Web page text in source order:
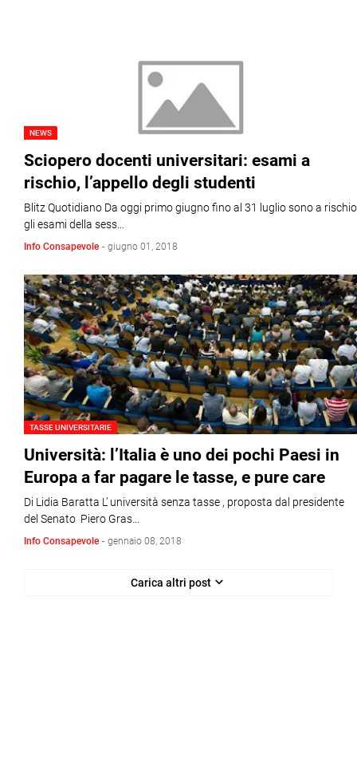
NEWS
Sciopero docenti universitari: esami a
rischio, l’appello degli studenti
Blitz Quotidiano Da oggi primo giugno fino al 31 luglio sono a rischio
gli esami della sess…
Info Consapevole - giugno 01, 2018
TASSE UNIVERSITARIE
Università: l’Italia è uno dei pochi Paesi in
Europa a far pagare le tasse, e pure care
Di Lidia Baratta L’ università senza tasse , proposta dal presidente
del Senato Piero Gras…
Info Consapevole - gennaio 08, 2018
Carica altri post